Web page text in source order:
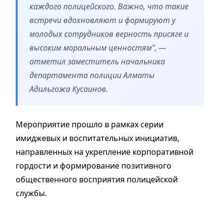
каждого полицейского. Важно, что такие
встречи вдохновляют и формируют у
молодых сотрудников верность присяге и
высоким моральным ценностям", —
отметил заместитель начальника
департамента полиции Алматы
Адильгожа Кусаинов.
Мероприятие прошло в рамках серии
имиджевых и воспитательных инициатив,
направленных на укрепление корпоративной
гордости и формирование позитивного
общественного восприятия полицейской
службы.